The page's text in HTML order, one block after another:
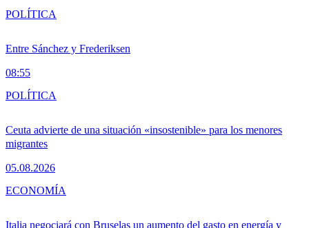
Entre Sánchez y Frederiksen
08:55
POLÍTICA
Ceuta advierte de una situación «insostenible» para los menores
migrantes
05.08.2026
POLÍTICA
Italia negociará con Bruselas un aumento del gasto en energía y
ECONOMÍA